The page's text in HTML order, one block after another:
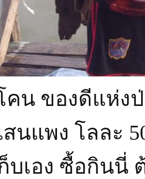
คน ของดีแห่ง
นแพง โลละ
บเอง ซื้อกินนี่